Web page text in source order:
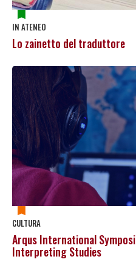
IN ATENEO
Lo zainetto del traduttore
CULTURA
Arqus International
Interpreting Studies